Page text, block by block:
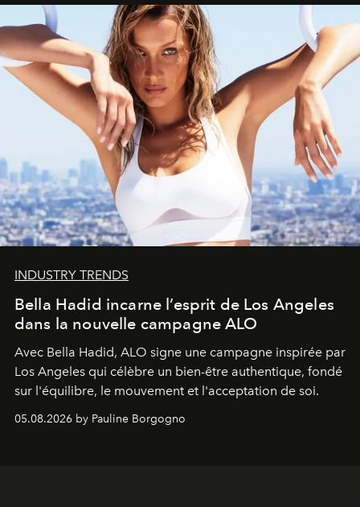
INDUSTRY TRENDS
Bella Hadid incarne l’esprit de Los Angeles
dans la nouvelle campagne ALO
Avec Bella Hadid, ALO signe une campagne inspirée par
Los Angeles qui célèbre un bien-être authentique, fondé
sur l'équilibre, le mouvement et l'acceptation de soi.
05.08.2026 by Pauline Borgogno